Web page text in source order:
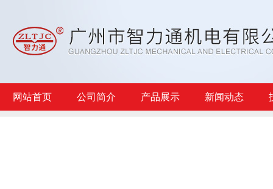
网站首页 公司简介 产品展示 新闻动态